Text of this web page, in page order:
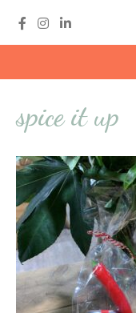
spice it up